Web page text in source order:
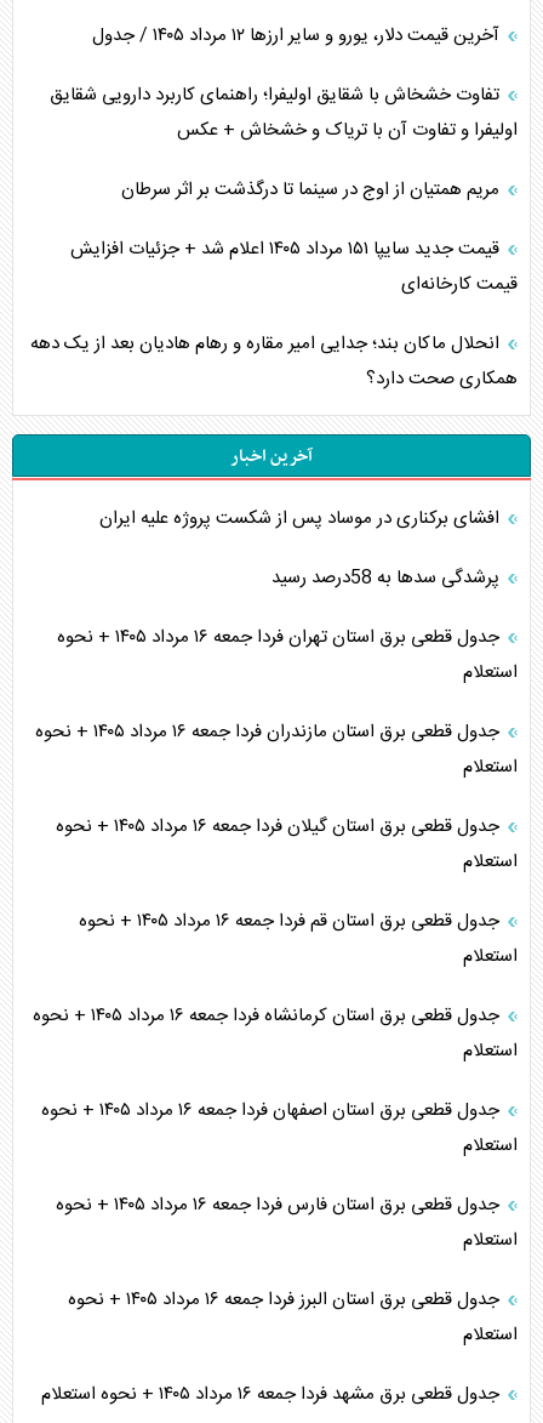
آخرین قیمت دلار، یورو و سایر ارز‌ها ۱۲ مرداد ۱۴۰۵ / جدول
تفاوت خشخاش با شقایق اولیفرا؛ راهنمای کاربرد دارویی شقایق
اولیفرا و تفاوت آن با تریاک و خشخاش + عکس
مریم همتیان از اوج در سینما تا درگذشت بر اثر سرطان
قیمت جدید سایپا ۱۵۱ مرداد ۱۴۰۵ اعلام شد + جزئیات افزایش
قیمت کارخانه‌ای
انحلال ماکان بند؛ جدایی امیر مقاره و رهام هادیان بعد از یک دهه
همکاری صحت دارد؟
آخرین اخبار
افشای برکناری در موساد پس از شکست پروژه علیه ایران
پرشدگی سدها به 58درصد رسید
جدول قطعی برق استان تهران فردا جمعه ۱۶ مرداد ۱۴۰۵ + نحوه
استعلام
جدول قطعی برق استان مازندران فردا جمعه ۱۶ مرداد ۱۴۰۵ + نحوه
استعلام
جدول قطعی برق استان گیلان فردا جمعه ۱۶ مرداد ۱۴۰۵ + نحوه
استعلام
جدول قطعی برق استان قم فردا جمعه ۱۶ مرداد ۱۴۰۵ + نحوه
استعلام
جدول قطعی برق استان کرمانشاه فردا جمعه ۱۶ مرداد ۱۴۰۵ + نحوه
استعلام
جدول قطعی برق استان اصفهان فردا جمعه ۱۶ مرداد ۱۴۰۵ + نحوه
استعلام
جدول قطعی برق استان فارس فردا جمعه ۱۶ مرداد ۱۴۰۵ + نحوه
استعلام
جدول قطعی برق استان البرز فردا جمعه ۱۶ مرداد ۱۴۰۵ + نحوه
استعلام
جدول قطعی برق مشهد فردا جمعه ۱۶ مرداد ۱۴۰۵ + نحوه استعلام